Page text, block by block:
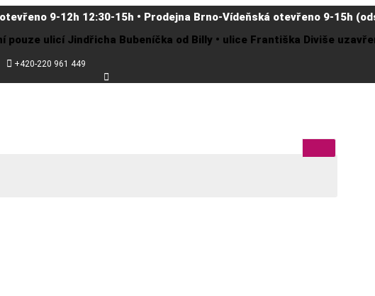
9-12h 12:30-15h • Prodejna Brno-Vídeňská otevřeno 9-15h
pouze ulicí Jindřicha Bubeníčka od Billy • ulice Františka Diviše
 +420-220 961 449
